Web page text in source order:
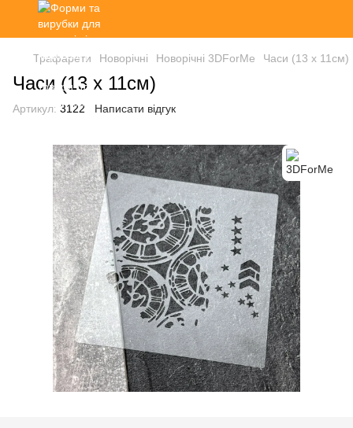
Трафарети Новорічні Новорічні 3DForMe Часи (13 х 11см)
Часи (13 х 11см)
Артикул: 3122 Написати відгук